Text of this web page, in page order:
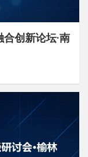
创新论坛·南